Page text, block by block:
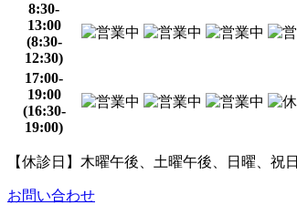
8:30-
13:00
(8:30-
12:30)
17:00-
19:00
(16:30-
19:00)
【休診日】木曜午後、土曜午後、日曜、祝日
お問い合わせ